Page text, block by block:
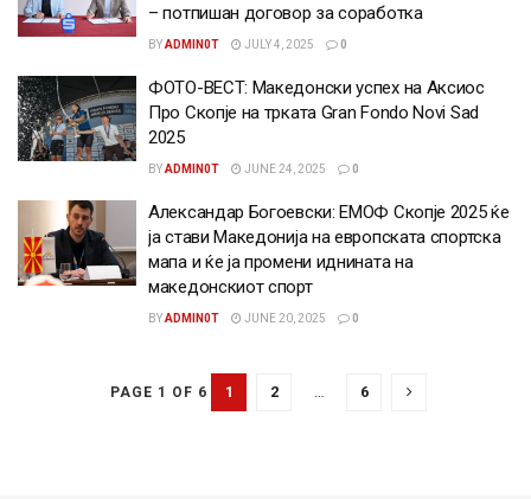
– потпишан договор за соработка
BYADMIN0T JULY 4, 2025 0
ФОТО-ВЕСТ: Македонски успех на Аксиос
Про Скопје на трката Gran Fondo Novi Sad
2025
BYADMIN0T JUNE 24, 2025 0
Александар Богоевски: ЕМОФ Скопје 2025 ќе
ја стави Македонија на европската спортска
мапа и ќе ја промени иднината на
македонскиот спорт
BYADMIN0T JUNE 20, 2025 0
PAGE 1 OF 6 1 2 … 6